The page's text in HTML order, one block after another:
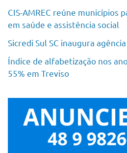
CIS-AMREC reúne municípios
em saúde e assistência social
Sicredi Sul SC inaugura
Índice de alfabetização nos
55% em Treviso